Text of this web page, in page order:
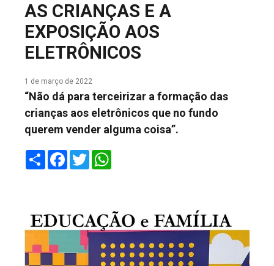
COLUNA DO MEIO
FALE CONOSCO
AS CRIANÇAS E A
EXPOSIÇÃO AOS
ELETRÔNICOS
1 de março de 2022
“Não dá para terceirizar a formação das
crianças aos eletrônicos que no fundo
querem vender alguma coisa”.
ShareFacebook
Twitter